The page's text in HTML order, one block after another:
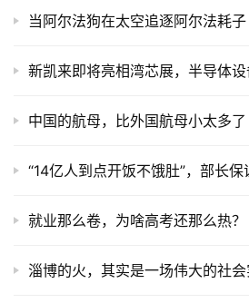
当阿尔法狗在太空追逐阿尔法耗子
新凯来即将亮相湾芯展，半导体
中国的航母，比外国航母小太多了
“14亿人到点开饭不饿肚”，部长保
就业那么卷，为啥高考还那么热？
淄博的火，其实是一场伟大的社